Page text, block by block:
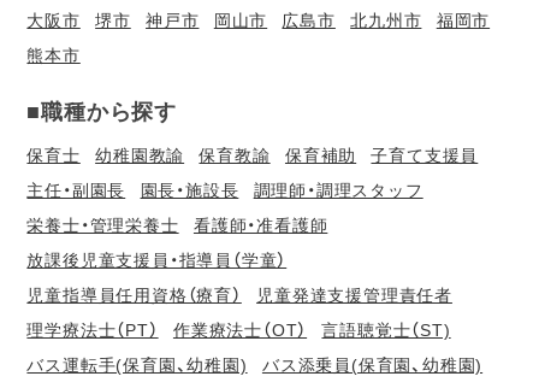
大阪市
堺市 神戸市 岡山市 広島市 北九州市
福岡市
熊本市
■職種から探す
保育士 幼稚園教諭 保育教諭 保育補助
子育て支援員
主任・副園長
園長・施設長
調理師・調理スタッフ
栄養士・管理栄養士
看護師・准看護師
放課後児童支援員・指導員（学童）
児童指導員任用資格（療育）
児童発達支援管理責任者
理学療法士（PT）
作業療法士（OT）
言語聴覚士（ST)
バス運転手(保育園、幼稚園)
バス添乗員(保育園、幼稚園)